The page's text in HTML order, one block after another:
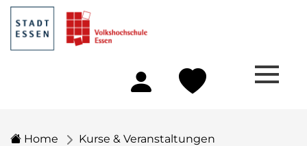
Home Kurse & Veranstaltungen